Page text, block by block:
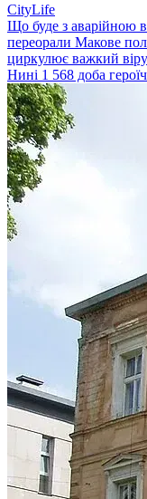
CityLife
Що буде з аварійною
переорали Макове
циркулює важкий
Нині 1 568 доба